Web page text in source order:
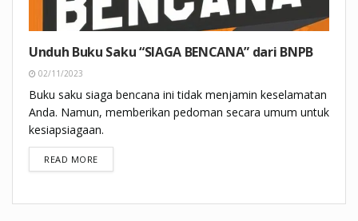
Unduh Buku Saku “SIAGA BENCANA” dari BNPB
02/11/2023
Buku saku siaga bencana ini tidak menjamin keselamatan
Anda. Namun, memberikan pedoman secara umum untuk
kesiapsiagaan.
READ MOREDETAILS